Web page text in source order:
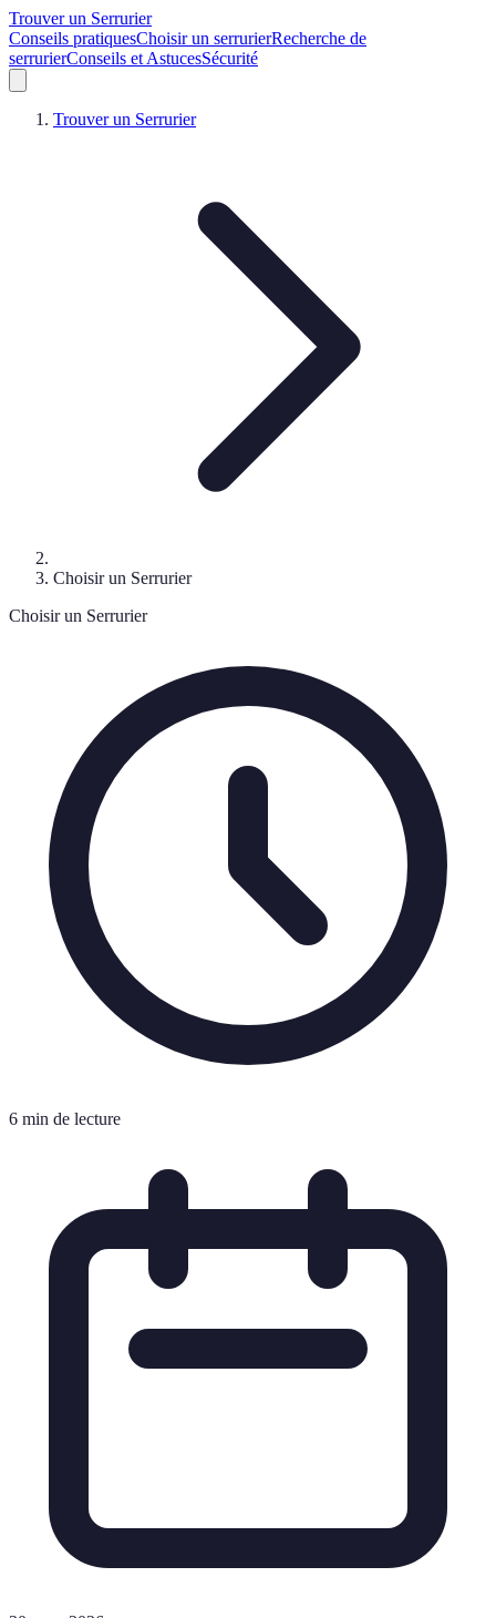
Trouver un Serrurier
Conseils pratiquesChoisir un serrurierRecherche de
serrurierConseils et AstucesSécurité
Trouver un Serrurier
Choisir un Serrurier
Choisir un Serrurier
6 min de lecture